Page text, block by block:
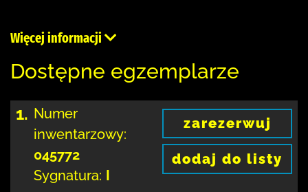
Więcej informacji
Dostępne egzemplarze
1. Numer
inwentarzowy:
045772
Sygnatura: I
zarezerwuj
dodaj do listy